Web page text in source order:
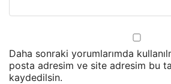
Daha sonraki yorumlarımda
posta adresim ve site adresim bu
kaydedilsin.